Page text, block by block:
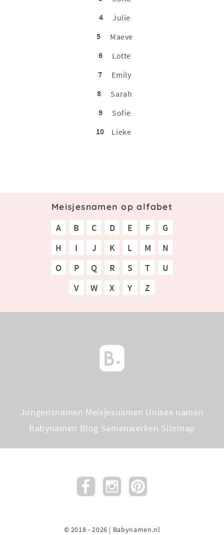
4
Julie
5
Maeve
6
Lotte
7
Emily
8
Sarah
9
Sofie
10
Lieke
Meisjesnamen op alfabet
A B C D E F
G
H
I J K L M
N
O
P Q R S T
U
V
W X Y Z
Jongensnamen Meisjesnamen Unisex namen
Babynamen Blog Samenwerken Sitemap
© 2018 - 2026 | Babynamen.nl